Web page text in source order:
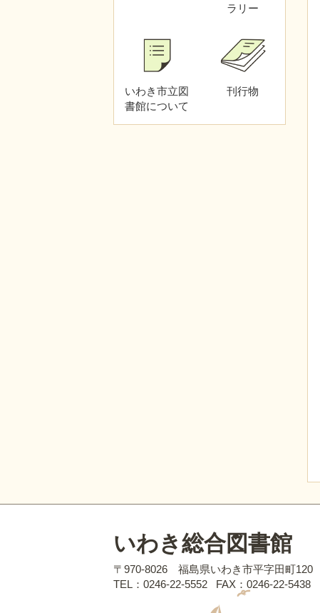
ラリー
いわき市立図
書館について
刊行物
いわき総合図書館
〒970-8026 福島県いわき市平字田町120
TEL：0246-22-5552
FAX：0246-22-5438